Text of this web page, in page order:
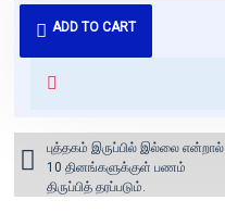
ADD TO CART
புத்தகம் 3 - 7 நாட்களில் அனுப்பி
வைக்கப்படும்.
for orders above ₹1000 within
புத்தகம் இருப்பில் இல்லை என்றால்
10 தினங்களுக்குள் பணம்
திருப்பித் தரப்படும்.